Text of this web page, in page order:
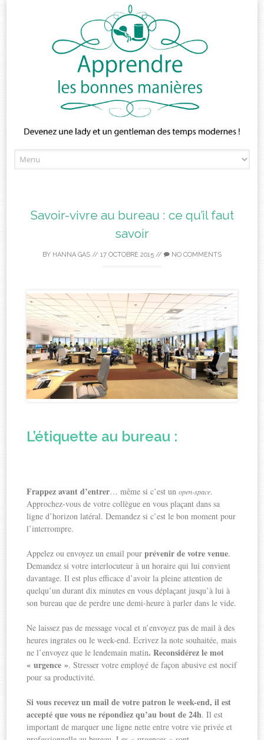
to
Savoir-vivre au bureau : ce qu’il faut
savoir
BY HANNA GAS // 17 OCTOBRE 2015 // NO COMMENTS
L’étiquette au bureau :
Frappez avant d’entrer… même si c’est unopen-space.
Approchez-vous de votre collègue en vous plaçant dans sa
ligne d’horizon latéral. Demandez si c’est le bon moment pour
l’interrompre.
Appelez ou envoyez un email pourprévenir de votre venue.
Demandez si votre interlocuteur à un horaire qui lui convient
davantage. Il est plus efficace d’avoir la pleine attention de
quelqu’un durant dix minutes en vous déplaçant jusqu’à lui à
son bureau que de perdre une demi-heure à parler dans le vide.
Ne laissez pas de message vocal et n’envoyez pas de mail à des
heures ingrates ou le week-end. Ecrivez la note souhaitée, mais
ne l’envoyez que le lendemain matin. Reconsidérez le mot
« urgence ». Stresser votre employé de façon abusive est nocif
pour sa productivité.
Si vous recevez un mail de votre patron le week-end, il est
accepté que vous ne répondiez qu’au bout de 24h. Il est
important de marquer une ligne nette entre votre vie privée et